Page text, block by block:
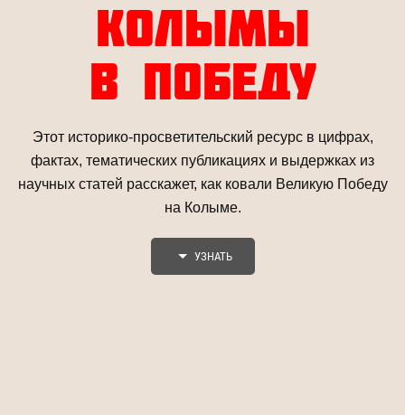
КОЛЫМЫ
В ПОБЕДУ
Этот историко-просветительский ресурс в цифрах,
фактах, тематических публикациях и выдержках из
научных статей расскажет, как ковали Великую Победу
на Колыме.
УЗНАТЬ